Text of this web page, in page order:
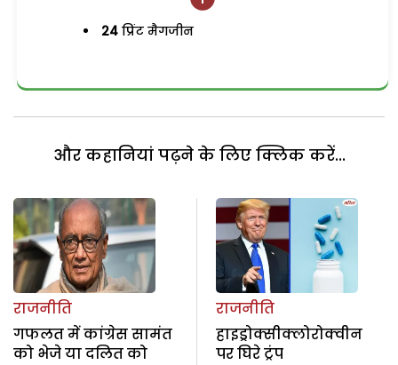
24 प्रिंट मैगजीन
और कहानियां पढ़ने के लिए क्लिक करें...
राजनीति
गफलत में कांग्रेस सामंत
को भेजे या दलित को
राजनीति
हाइड्रोक्सीक्लोरोक्वीन
पर घिरे ट्रंप